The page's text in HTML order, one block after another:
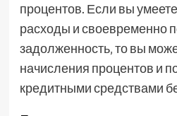
процентов. Если вы
расходы и своевременно
задолженность‚ то вы
начисления процентов и
кредитными средствами